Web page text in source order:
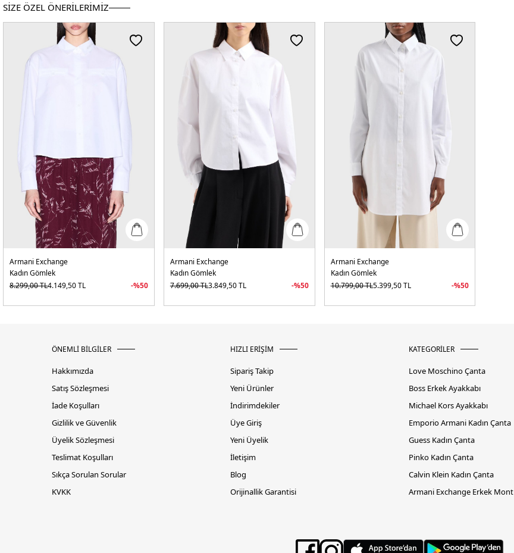
SİZE ÖZEL ÖNERİLERİMİZ
Armani Exchange
Kadın Gömlek
8.299,00TL4.149,50TL -%50
Armani Exchange
Kadın Gömlek
7.699,00TL3.849,50TL -%50
Armani Exchange
Kadın Gömlek
10.799,00TL5.399,50TL -%50
ÖNEMLİ BİLGİLER
Hakkımızda
Satış Sözleşmesi
İade Koşulları
Gizlilik ve Güvenlik
Üyelik Sözleşmesi
Teslimat Koşulları
Sıkça Sorulan Sorular
KVKK
HIZLI ERİŞİM
Sipariş Takip
Yeni Ürünler
İndirimdekiler
Üye Giriş
Yeni Üyelik
İletişim
Blog
Orijinallik Garantisi
KATEGORİLER
Love Moschino Çanta
Boss Erkek Ayakkabı
Michael Kors Ayakkabı
Emporio Armani Kadın Çanta
Guess Kadın Çanta
Pinko Kadın Çanta
Calvin Klein Kadın Çanta
Armani Exchange Erkek Mont